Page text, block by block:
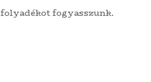
fogyasszunk.